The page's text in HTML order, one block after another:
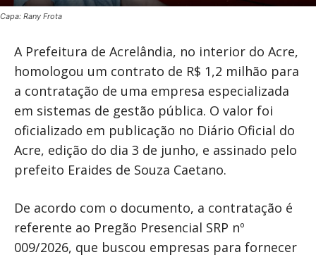
Capa: Rany Frota
A Prefeitura de Acrelândia, no interior do Acre,
homologou um contrato de R$ 1,2 milhão para
a contratação de uma empresa especializada
em sistemas de gestão pública. O valor foi
oficializado em publicação no Diário Oficial do
Acre, edição do dia 3 de junho, e assinado pelo
prefeito Eraides de Souza Caetano.
De acordo com o documento, a contratação é
referente ao Pregão Presencial SRP nº
009/2026, que buscou empresas para fornecer